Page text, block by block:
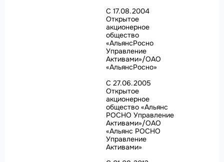
С 17.08.2004
Открытое
акционерное
общество
«АльянсРосно
Управление
Активами»/ОАО
«АльянсРосно»
С 27.06.2005
Открытое
акционерное
общество «Альянс
РОСНО Управление
Активами»/ОАО
«Альянс РОСНО
Управление
Активами»